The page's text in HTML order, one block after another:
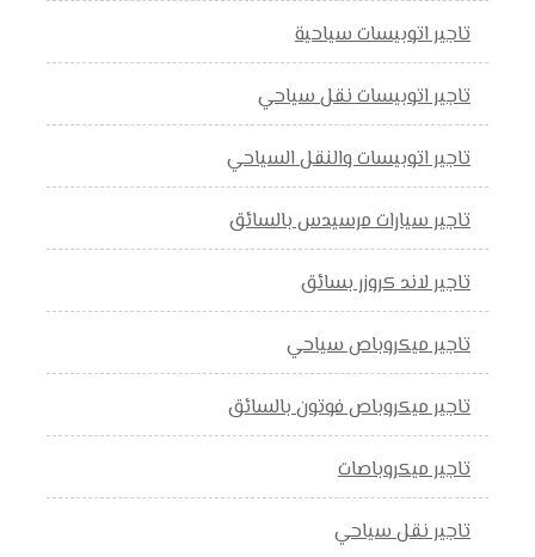
تاجير اتوبيسات سياحية
تاجير اتوبيسات نقل سياحي
تاجير اتوبيسات والنقل السياحي
تاجير سيارات مرسيدس بالسائق
تاجير لاند كروزر بسائق
تاجير ميكروباص سياحي
تاجير ميكروباص فوتون بالسائق
تاجير ميكروباصات
تاجير نقل سياحي